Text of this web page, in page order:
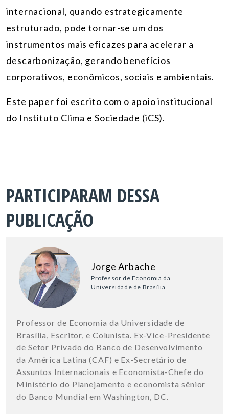
internacional, quando estrategicamente
estruturado, pode tornar-se um dos
instrumentos mais eficazes para acelerar a
descarbonização, gerando benefícios
corporativos, econômicos, sociais e ambientais.
Este paper foi escrito com o apoio institucional
do Instituto Clima e Sociedade (iCS).
PARTICIPARAM DESSA
PUBLICAÇÃO
Jorge Arbache
Professor de Economia da
Universidade de Brasília
Professor de Economia da Universidade de
Brasília, Escritor, e Colunista. Ex-Vice-Presidente
de Setor Privado do Banco de Desenvolvimento
da América Latina (CAF) e Ex-Secretário de
Assuntos Internacionais e Economista-Chefe do
Ministério do Planejamento e economista sênior
do Banco Mundial em Washington, DC.